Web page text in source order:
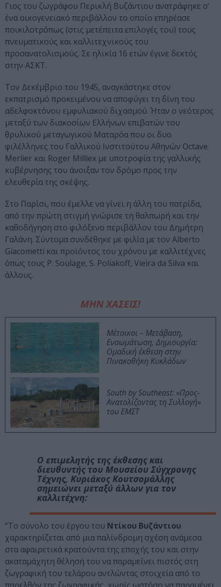
Γιος του ζωγράφου Περικλή Βυζάντιου ανατράφηκε σ’
ένα οικογενειακό περιβάλλον το οποίο επηρέασε
ποικιλοτρόπως (στις μετέπειτα επιλογές του) τους
πνευματικούς και καλλιτεχνικούς του
προσανατολισμούς. Σε ηλικία 16 ετών έγινε δεκτός
στην ΑΣΚΤ.
Τον Δεκέμβριο του 1945, αναγκάστηκε στον
εκπατρισμό προκειμένου να αποφύγει τη δίνη του
αδελφοκτόνου εμφυλιακού διχασμού. Ήταν ο νεότερος
μεταξύ των διακοσίων Ελλήνων επιβατών του
θρυλικού μεταγωγικού Ματαρόα που οι δυο
φιλέλληνες του Γαλλικού Ινστιτούτου Αθηνών Octave
Merlier και Roger Milliex με υποτροφία της γαλλικής
κυβέρνησης του άνοιξαν τον δρόμο προς την
ελευθερία της σκέψης.
Στο Παρίσι, που έμελλε να γίνει η άλλη του πατρίδα,
από την πρώτη στιγμή γνώρισε τη θαλπωρή και την
καθοδήγηση στο φιλόξενο περιβάλλον του Δημήτρη
Γαλάνη. Σύντομα συνδέθηκε με φιλία με τον Alberto
Giacometti και προϊόντος του χρόνου με καλλιτέχνες
όπως τους P. Soulage, S. Poliakoff, Vieira da Silva και
άλλους.
ΜΗΝ ΧΑΣΕΙΣ!
Μέτοικοι – Μετάβαση,
Ενσωμάτωση, Δημιουργία:
Ομαδική έκθεση στην
Πινακοθήκη Κυκλάδων
South by Southeast: «Προς-
Ανατολίζοντας τη Συλλογή»
του ΕΜΣΤ
Ο επιμελητής της έκθεσης και
διευθυντής του Μουσείου Σύγχρονης
Τέχνης, Κυριάκος Κουτσομάλλης
σημειώνει μεταξύ άλλων για τον
καλλιτέχνη:
“Το σύνολο του έργου του Ντίκου Βυζάντιου
χαρακτηρίζεται από μια παλίνδρομη σχέση ανάμεσα
στα αφαιρετικά κρατούντα της εποχής του και στην
ακαταμάχητη θέλησή του να παραμείνει πιστός στη
ζωγραφική του τελάρου αντλώντας στοιχεία από το